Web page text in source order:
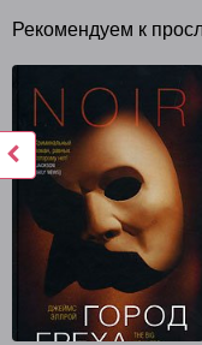
Джеймс Эллрой -
Джеймс Эллрой -
Джеймс Эллрой -
Джеймс Эллрой -
Джеймс Эллрой -
Джеймс Эллрой -
Джеймс Эллрой -
Джеймс Эллрой -
Рекомендуем к